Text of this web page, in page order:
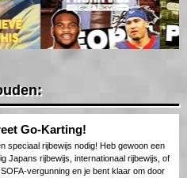
Go-Karting!
speciaal rijbewijs nodig! Heb gewoon een
Japans rijbewijs, internationaal rijbewijs, of
vergunning en je bent klaar om door